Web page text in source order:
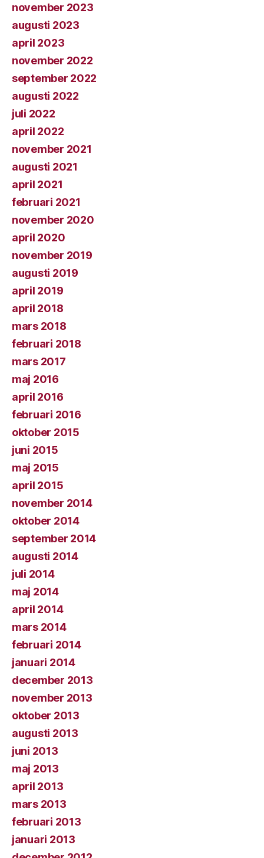
november 2023
augusti 2023
april 2023
november 2022
september 2022
augusti 2022
juli 2022
april 2022
november 2021
augusti 2021
april 2021
februari 2021
november 2020
april 2020
november 2019
augusti 2019
april 2019
april 2018
mars 2018
februari 2018
mars 2017
maj 2016
april 2016
februari 2016
oktober 2015
juni 2015
maj 2015
april 2015
november 2014
oktober 2014
september 2014
augusti 2014
juli 2014
maj 2014
april 2014
mars 2014
februari 2014
januari 2014
december 2013
november 2013
oktober 2013
augusti 2013
juni 2013
maj 2013
april 2013
mars 2013
februari 2013
januari 2013